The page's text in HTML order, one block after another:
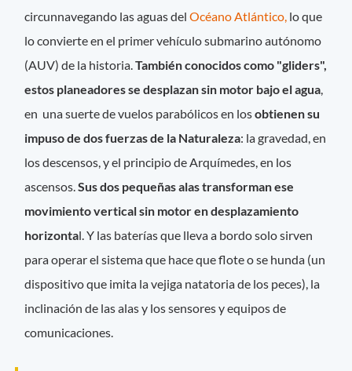
circunnavegando las aguas delOcéano Atlántico, lo que
lo convierte en el primer vehículo submarino autónomo
(AUV) de la historia.También conocidos como "gliders",
estos planeadores se desplazan sin motor bajo el agua
en una suerte de vuelos parabólicos en losobtienen su
impuso de dos fuerzas de la Naturaleza: la gravedad, en
los descensos, y el principio de Arquímedes, en los
ascensos.Sus dos pequeñas alas transforman ese
movimiento vertical sin motor en desplazamiento
horizontal. Y las baterías que lleva a bordo solo sirven
para operar el sistema que hace que flote o se hunda (un
dispositivo que imita la vejiga natatoria de los peces), la
inclinación de las alas y los sensores y equipos de
comunicaciones.